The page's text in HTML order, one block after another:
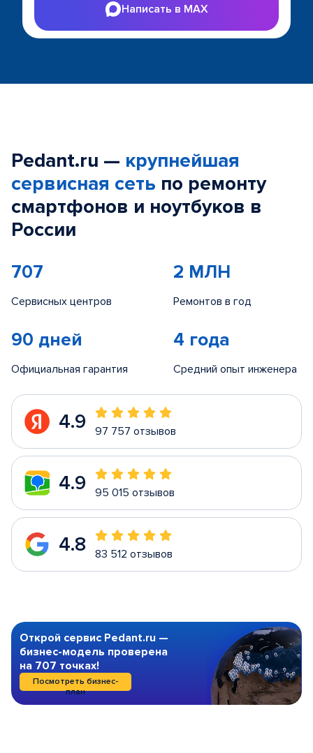
Написать в MAX
Pedant.ru — крупнейшая
сервисная сеть по ремонту
смартфонов и ноутбуков в
России
707
Сервисных центров
2 МЛН
Ремонтов в год
90 дней
Официальная гарантия
4 года
Средний опыт инженера
4.9 97 757 отзывов
4.9 95 015 отзывов
4.8 83 512 отзывов
Открой сервис Pedant.ru —
бизнес-модель проверена
на 707 точках!
Посмотреть бизнес-
план